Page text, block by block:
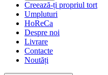
Creează-ți propriul tort
Umpluturi
HoReCa
Despre noi
Livrare
Contacte
Noutăți